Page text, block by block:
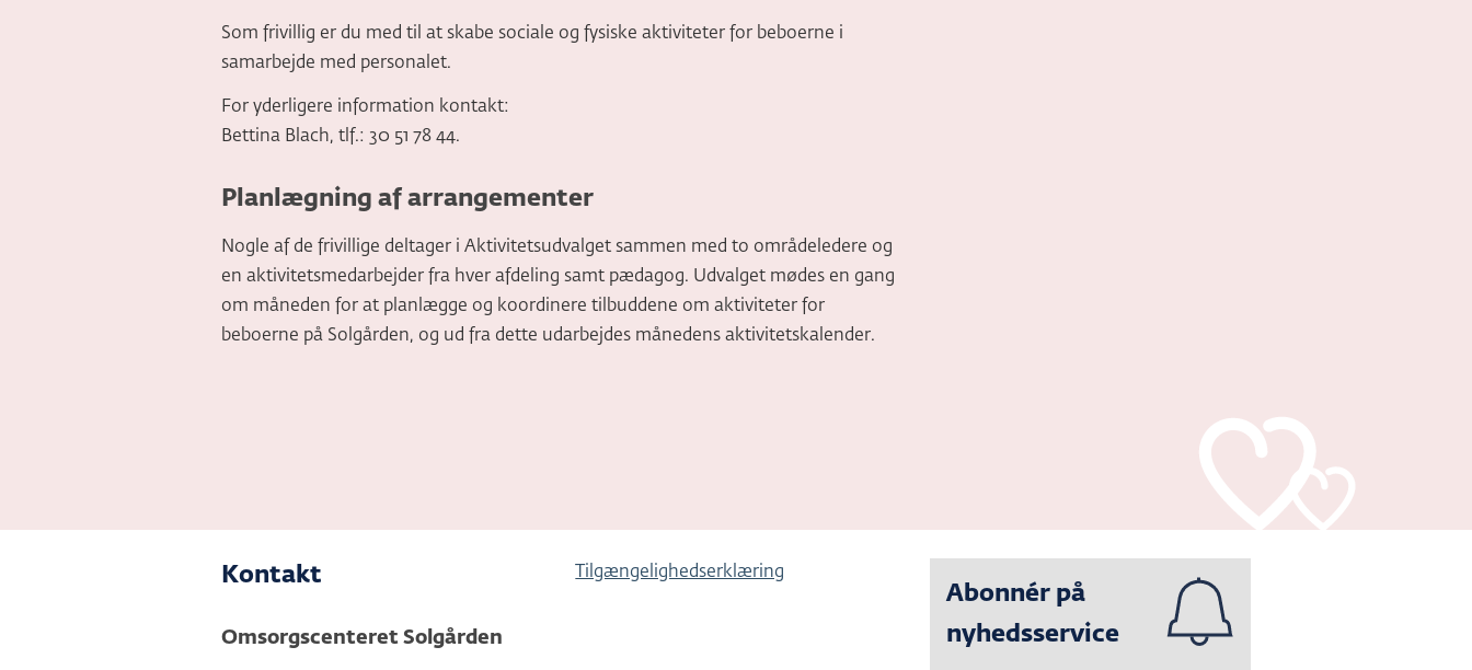
Som frivillig er du med til at skabe sociale og fysiske aktiviteter for beboerne i
samarbejde med personalet.
For yderligere information kontakt:
Bettina Blach, tlf.: 30 51 78 44.
Planlægning af arrangementer
Nogle af de frivillige deltager i Aktivitetsudvalget sammen med to områdeledere og
en aktivitetsmedarbejder fra hver afdeling samt pædagog. Udvalget mødes en gang
om måneden for at planlægge og koordinere tilbuddene om aktiviteter for
beboerne på Solgården, og ud fra dette udarbejdes månedens aktivitetskalender.
Kontakt
Omsorgscenteret Solgården
Tilgængelighedserklæring
Abonnér på
nyhedsservice